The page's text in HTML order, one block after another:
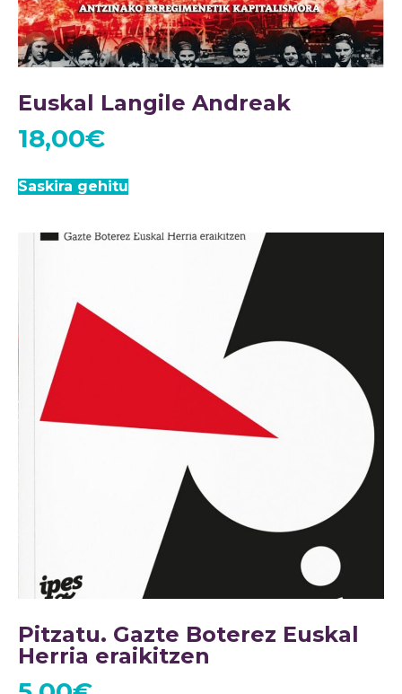
Euskal Langile Andreak
18,00€
Saskira gehitu
Pitzatu. Gazte Boterez Euskal
Herria eraikitzen